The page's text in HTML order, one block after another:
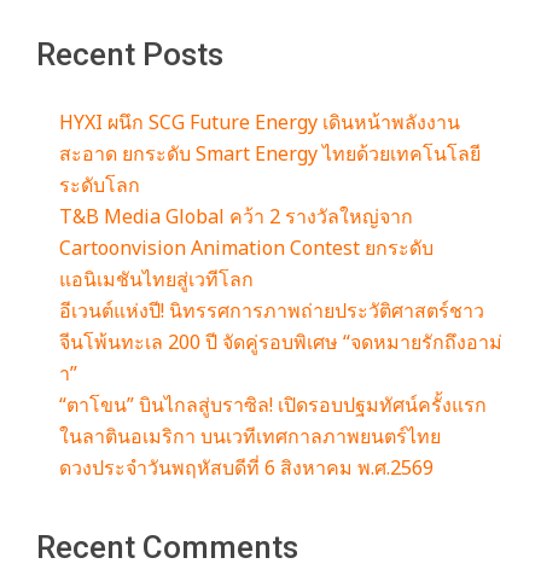
Recent Posts
HYXI ผนึก SCG Future Energy เดินหน้าพลังงาน
สะอาด ยกระดับ Smart Energy ไทยด้วยเทคโนโลยี
ระดับโลก
T&B Media Global คว้า 2 รางวัลใหญ่จาก
Cartoonvision Animation Contest ยกระดับ
แอนิเมชันไทยสู่เวทีโลก
อีเวนต์แห่งปี! นิทรรศการภาพถ่ายประวัติศาสตร์ชาว
จีนโพ้นทะเล 200 ปี จัดคู่รอบพิเศษ “จดหมายรักถึงอาม่
า”
“ตาโขน” บินไกลสู่บราซิล! เปิดรอบปฐมทัศน์ครั้งแรก
ในลาตินอเมริกา บนเวทีเทศกาลภาพยนตร์ไทย
ดวงประจำวันพฤหัสบดีที่ 6 สิงหาคม พ.ศ.2569
Recent Comments